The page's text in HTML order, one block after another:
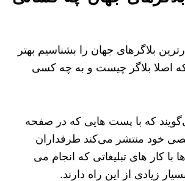
بلاگرهای جهان را بشناسیم بهتر
اصلا بلاگر چیست و به چه کسی
که با پست هایی که در صفحه
خود منتشر می‌کند طرفداران
با کار های تبلیغاتی که انجام می
زیادی از این راه دارند.